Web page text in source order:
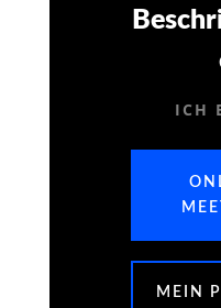
ICH
MEIN